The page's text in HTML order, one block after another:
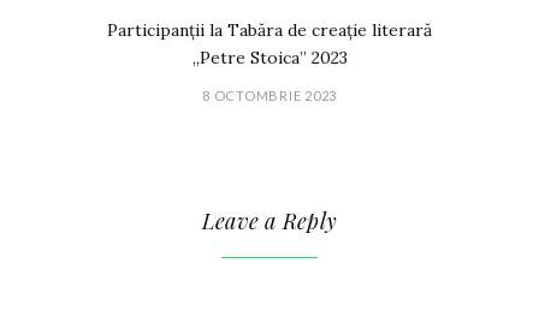
Participanții la Tabăra de creație literară
„Petre Stoica” 2023
8 OCTOMBRIE 2023
Leave a Reply